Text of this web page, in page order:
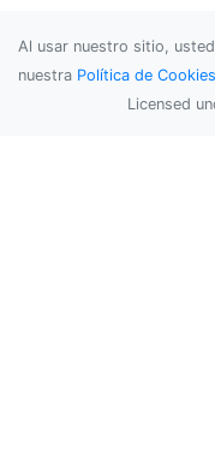
Al usar nuestro sitio,
nuestra Política de Cookies
Licensed